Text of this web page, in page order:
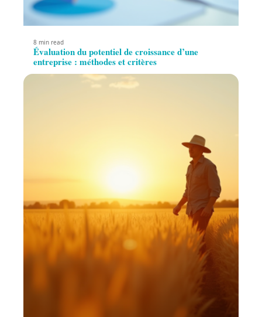
8 min read
Évaluation du potentiel de croissance d’une
entreprise : méthodes et critères